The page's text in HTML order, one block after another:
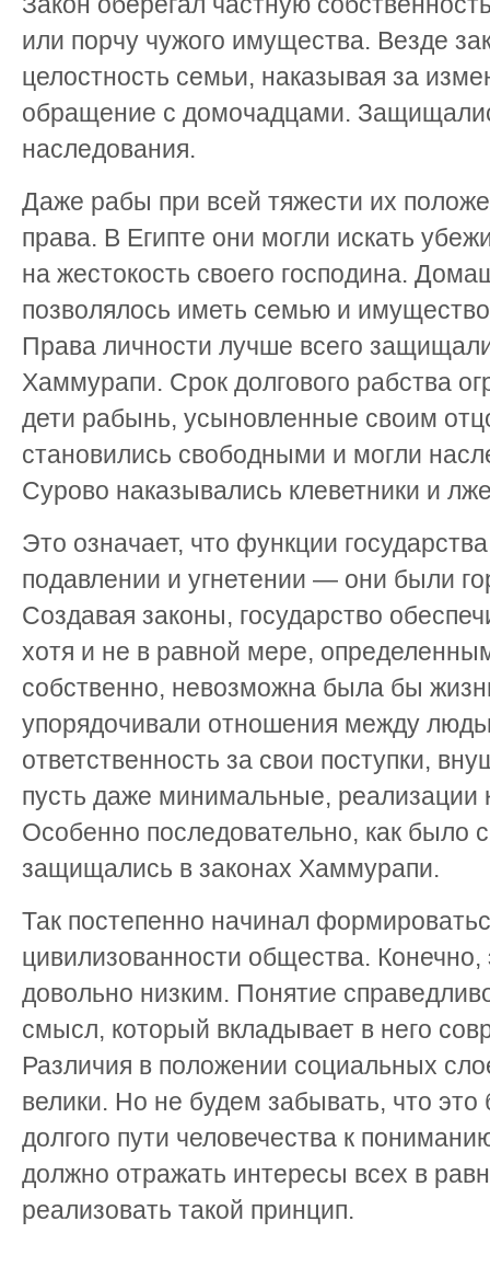
или порчу чужого имущества. Везде
целостность семьи, наказывая за
обращение с домочадцами.
наследования.
Даже рабы при всей тяжести их
права. В Египте они могли искать
на жестокость своего господина.
позволялось иметь семью и
Права личности лучше всего
Хаммурапи. Срок долгового рабства
дети рабынь, усыновленные своим
становились свободными и могли
Сурово наказывались клеветники и
Это означает, что функции
подавлении и угнетении — они были
Создавая законы, государство
хотя и не в равной мере,
собственно, невозможна была бы
упорядочивали отношения между
ответственность за свои поступки,
пусть даже минимальные, реализации
Особенно последовательно, как было
защищались в законах Хаммурапи.
Так постепенно начинал
цивилизованности общества.
довольно низким. Понятие
смысл, который вкладывает в него
Различия в положении социальных
велики. Но не будем забывать, что
долгого пути человечества к
должно отражать интересы всех в
реализовать такой принцип.